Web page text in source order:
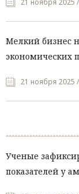
21 ноября 2025
Мелкий бизнес
экономических
21 ноября 2025
Ученые
показателей у